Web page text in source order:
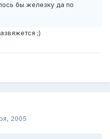
бы железку да по
;)
2005